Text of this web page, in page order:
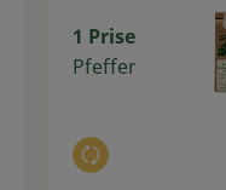
1 Prise
Pfeffer
Auswahl ändern